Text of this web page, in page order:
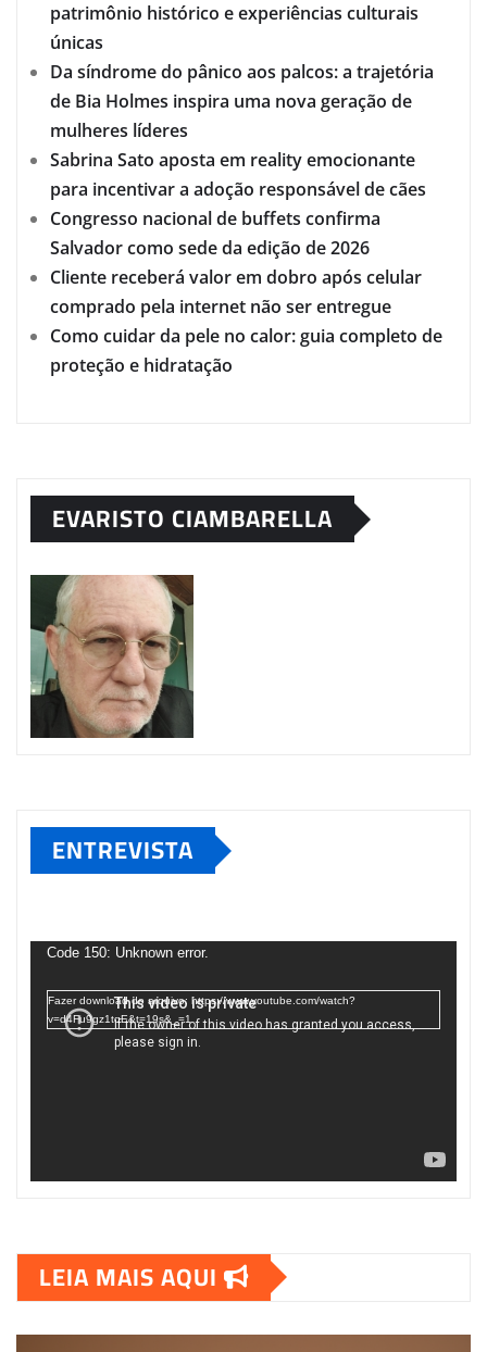
patrimônio histórico e experiências culturais
únicas
Da síndrome do pânico aos palcos: a trajetória
de Bia Holmes inspira uma nova geração de
mulheres líderes
Sabrina Sato aposta em reality emocionante
para incentivar a adoção responsável de cães
Congresso nacional de buffets confirma
Salvador como sede da edição de 2026
Cliente receberá valor em dobro após celular
comprado pela internet não ser entregue
Como cuidar da pele no calor: guia completo de
proteção e hidratação
EVARISTO CIAMBARELLA
ENTREVISTA
deCode 150: Unknown error.
Fazer download do arquivo: https://www.youtube.com/watch?
v=d4Fu9gz1tqE&t=19s&_=1
LEIA MAIS AQUI